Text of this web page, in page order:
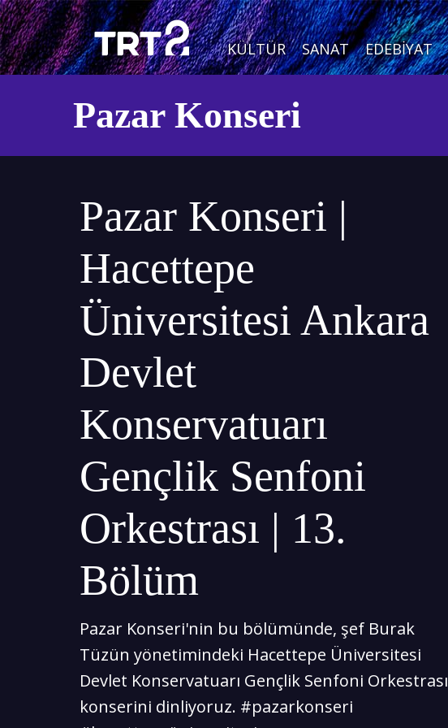
KÜLTÜR SANAT EDEBIYAT
Pazar Konseri
Pazar Konseri |
Hacettepe
Üniversitesi Ankara
Devlet
Konservatuarı
Gençlik Senfoni
Orkestrası | 13.
Bölüm
Pazar Konseri'nin bu bölümünde, şef Burak
Tüzün yönetimindeki Hacettepe Üniversitesi
Devlet Konservatuarı Gençlik Senfoni Orkestrası
konserini dinliyoruz. #pazarkonseri